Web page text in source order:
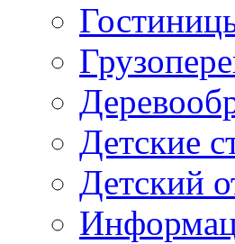
Детские
Детский